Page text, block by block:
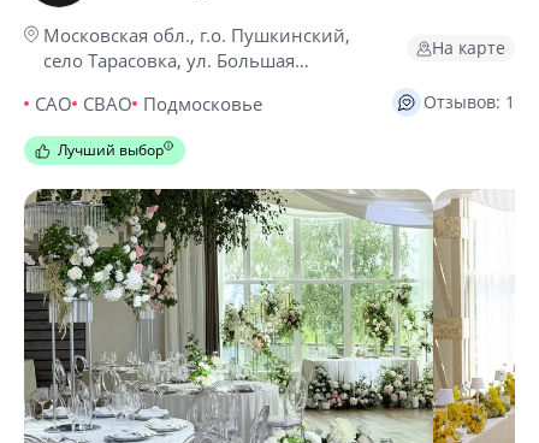
Московская обл., г.о. Пушкинский,
село Тарасовка, ул. Большая
САО СВАО Подмосковье
На карте
Отзывов: 1
Лучший выбор